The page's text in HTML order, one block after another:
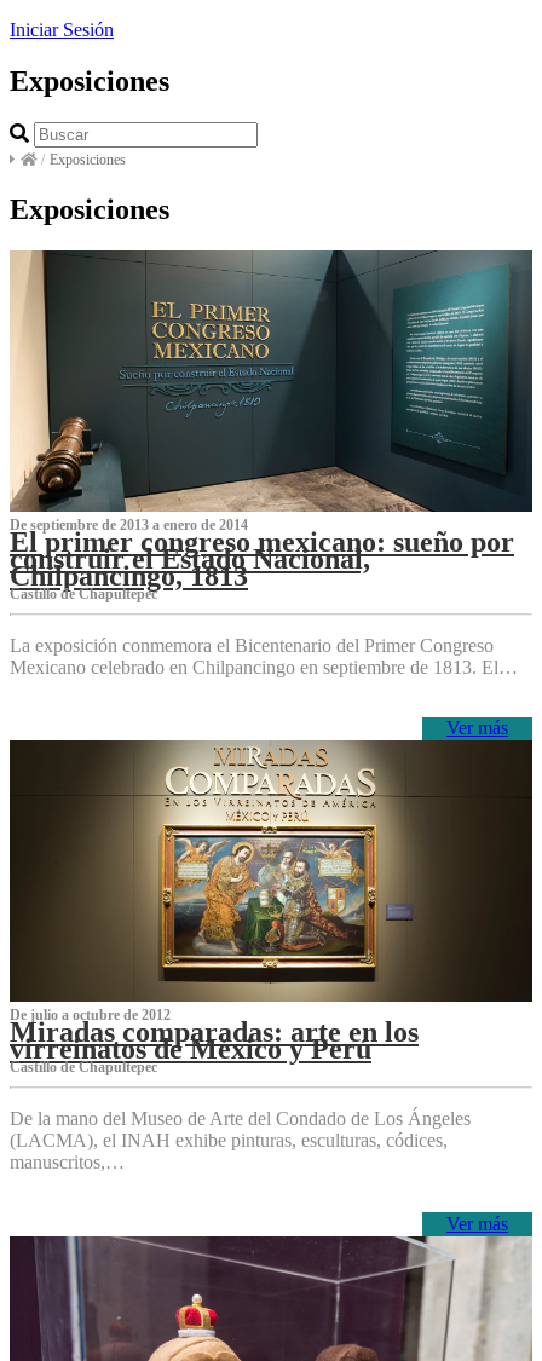
Iniciar Sesión
Exposiciones
/ Exposiciones
Exposiciones
De septiembre de 2013 a enero de 2014
El primer congreso mexicano: sueño por
construir el Estado Nacional,
Chilpancingo, 1813
Castillo de Chapultepec
La exposición conmemora el Bicentenario del Primer Congreso
Mexicano celebrado en Chilpancingo en septiembre de 1813. El…
Ver más
De julio a octubre de 2012
Miradas comparadas: arte en los
virreinatos de México y Perú
Castillo de Chapultepec
De la mano del Museo de Arte del Condado de Los Ángeles
(LACMA), el INAH exhibe pinturas, esculturas, códices,
manuscritos,…
Ver más